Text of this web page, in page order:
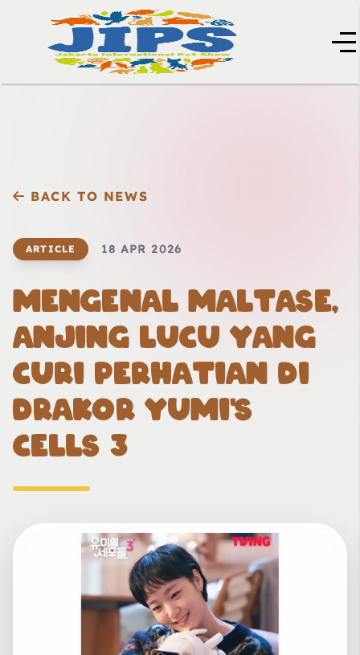
BACK TO NEWS
ARTICLE 18 APR 2026
MENGENAL MALTASE,
ANJING LUCU YANG
CURI PERHATIAN DI
DRAKOR YUMI'S
CELLS 3